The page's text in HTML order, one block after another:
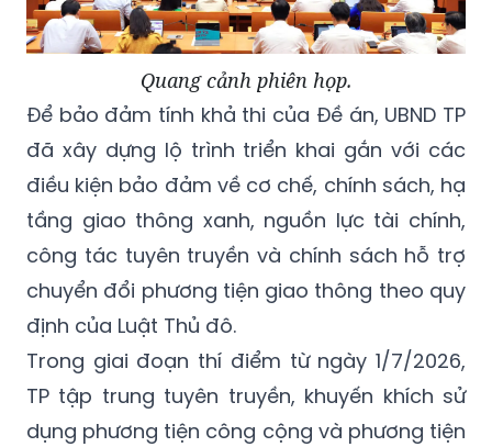
Quang cảnh phiên họp.
Để bảo đảm tính khả thi của Đề án, UBND TP
đã xây dựng lộ trình triển khai gắn với các
điều kiện bảo đảm về cơ chế, chính sách, hạ
tầng giao thông xanh, nguồn lực tài chính,
công tác tuyên truyền và chính sách hỗ trợ
chuyển đổi phương tiện giao thông theo quy
định của Luật Thủ đô.
Trong giai đoạn thí điểm từ ngày 1/7/2026,
TP tập trung tuyên truyền, khuyến khích sử
dụng phương tiện công cộng và phương tiện